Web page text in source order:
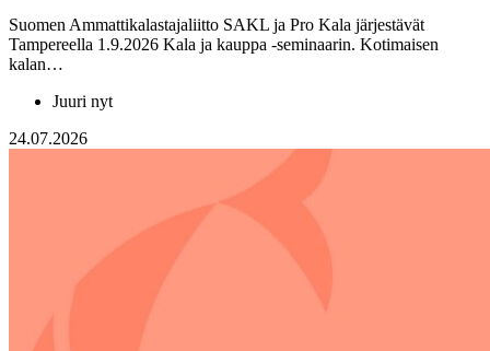
Suomen Ammattikalastajaliitto SAKL ja Pro Kala järjestävät
Tampereella 1.9.2026 Kala ja kauppa -seminaarin. Kotimaisen
kalan…
Juuri nyt
24.07.2026